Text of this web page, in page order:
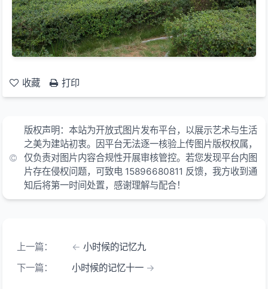
收藏 打印
版权声明：本站为开放式图片发布平台，以展示艺术与生活
之美为建站初衷。因平台无法逐一核验上传图片版权权属，
仅负责对图片内容合规性开展审核管控。若您发现平台内图
片存在侵权问题，可致电 15896680811 反馈，我方收到通
知后将第一时间处置，感谢理解与配合！
上一篇：
小时候的记忆九
下一篇：
小时候的记忆十一